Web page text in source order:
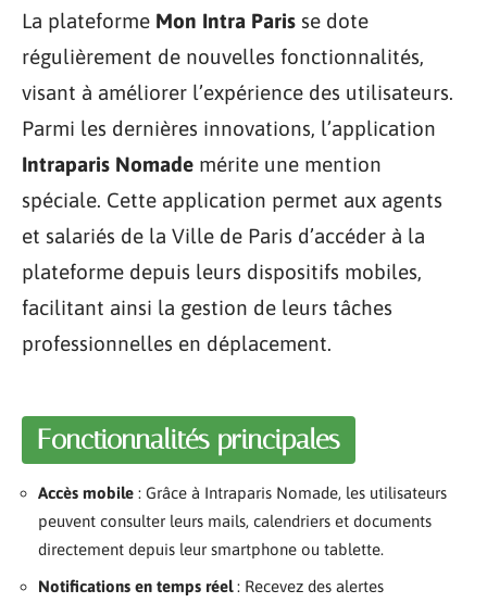
La plateforme Mon Intra Paris se dote
régulièrement de nouvelles fonctionnalités,
visant à améliorer l’expérience des utilisateurs.
Parmi les dernières innovations, l’application
Intraparis Nomade mérite une mention
spéciale. Cette application permet aux agents
et salariés de la Ville de Paris d’accéder à la
plateforme depuis leurs dispositifs mobiles,
facilitant ainsi la gestion de leurs tâches
professionnelles en déplacement.
Fonctionnalités principales
Accès mobile : Grâce à Intraparis Nomade, les utilisateurs
peuvent consulter leurs mails, calendriers et documents
directement depuis leur smartphone ou tablette.
Notifications en temps réel: Recevez des alertes